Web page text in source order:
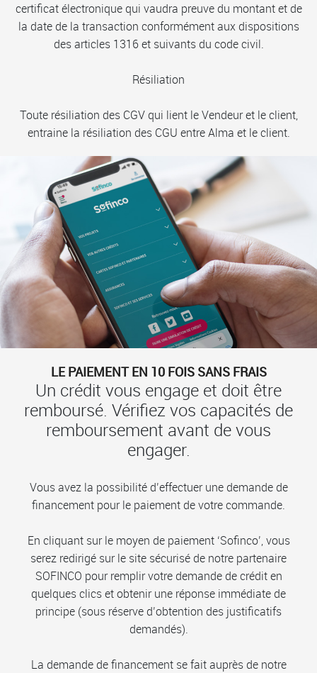
certificat électronique qui vaudra preuve du montant et de
la date de la transaction conformément aux dispositions
des articles 1316 et suivants du code civil.
Résiliation
Toute résiliation des CGV qui lient le Vendeur et le client,
entraine la résiliation des CGU entre Alma et le client.
LE PAIEMENT EN 10 FOIS SANS FRAIS
Un crédit vous engage et doit être
remboursé. Vérifiez vos capacités de
remboursement avant de vous
engager.
Vous avez la possibilité d’effectuer une demande de
financement pour le paiement de votre commande.
En cliquant sur le moyen de paiement ‘Sofinco’, vous
serez redirigé sur le site sécurisé de notre partenaire
SOFINCO pour remplir votre demande de crédit en
quelques clics et obtenir une réponse immédiate de
principe (sous réserve d’obtention des justificatifs
demandés).
La demande de financement se fait auprès de notre